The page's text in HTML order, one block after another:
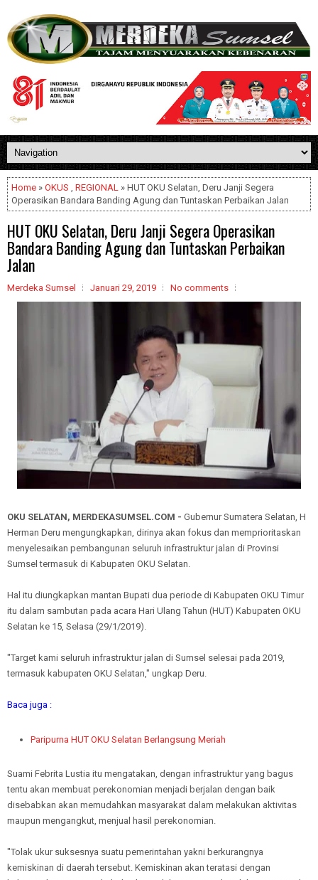
Home » OKUS , REGIONAL » HUT OKU Selatan, Deru Janji Segera
Operasikan Bandara Banding Agung dan Tuntaskan Perbaikan Jalan
HUT OKU Selatan, Deru Janji Segera Operasikan
Bandara Banding Agung dan Tuntaskan Perbaikan
Jalan
Merdeka Sumsel Januari 29, 2019 No comments
OKU SELATAN, MERDEKASUMSEL.COM - Gubernur Sumatera Selatan, H
Herman Deru mengungkapkan, dirinya akan fokus dan memprioritaskan
menyelesaikan pembangunan seluruh infrastruktur jalan di Provinsi
Sumsel termasuk di Kabupaten OKU Selatan.
Hal itu diungkapkan mantan Bupati dua periode di Kabupaten OKU Timur
itu dalam sambutan pada acara Hari Ulang Tahun (HUT) Kabupaten OKU
Selatan ke 15, Selasa (29/1/2019).
"Target kami seluruh infrastruktur jalan di Sumsel selesai pada 2019,
termasuk kabupaten OKU Selatan," ungkap Deru.
Baca juga :
Paripurna HUT OKU Selatan Berlangsung Meriah
Suami Febrita Lustia itu mengatakan, dengan infrastruktur yang bagus
tentu akan membuat perekonomian menjadi berjalan dengan baik
disebabkan akan memudahkan masyarakat dalam melakukan aktivitas
maupun mengangkut, menjual hasil perekonomian.
"Tolak ukur suksesnya suatu pemerintahan yakni berkurangnya
kemiskinan di daerah tersebut. Kemiskinan akan teratasi dengan